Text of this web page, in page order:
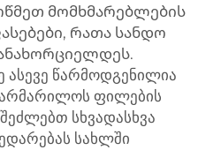
მომხმარებლების
რათა სანდო
ასევე წარმოდგენილია
ფილების
სხვადასხვა
სახლში